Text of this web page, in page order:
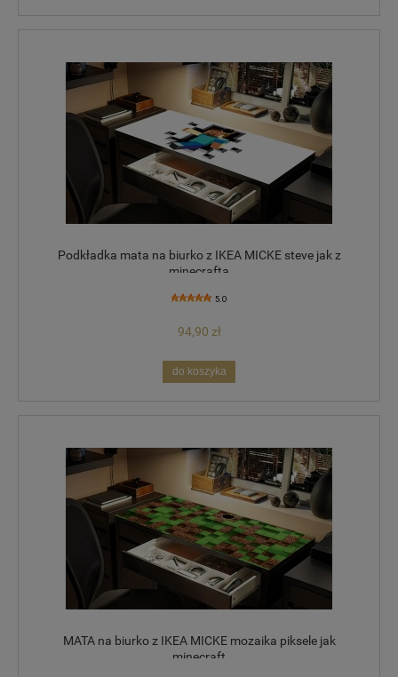
Podkładka mata na biurko z IKEA MICKE steve jak z
minecrafta
5.0
94,90 zł
do koszyka
MATA na biurko z IKEA MICKE mozaika piksele jak
minecraft